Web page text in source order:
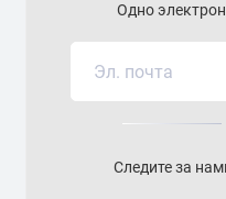
Одно
Следите за